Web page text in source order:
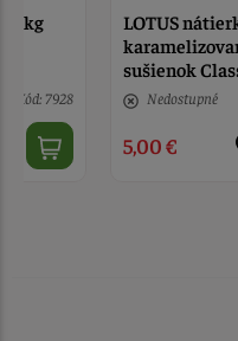
LOTUS nátierka z
karamelizovaných
sušienok Classic 400g
Nedostupné Kód: 3885
5,00 €